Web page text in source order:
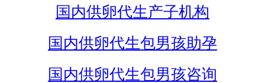
国内供卵代生产子机构
国内供卵代生包男孩助孕
国内供卵代生包男孩咨询